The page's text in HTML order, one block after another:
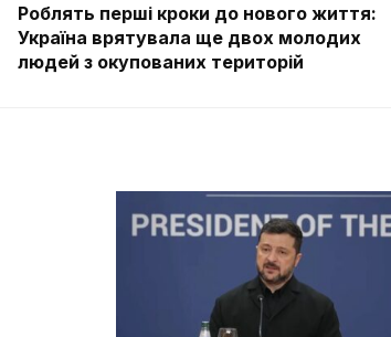
Роблять перші кроки до нового життя:
Україна врятувала ще двох молодих
людей з окупованих територій